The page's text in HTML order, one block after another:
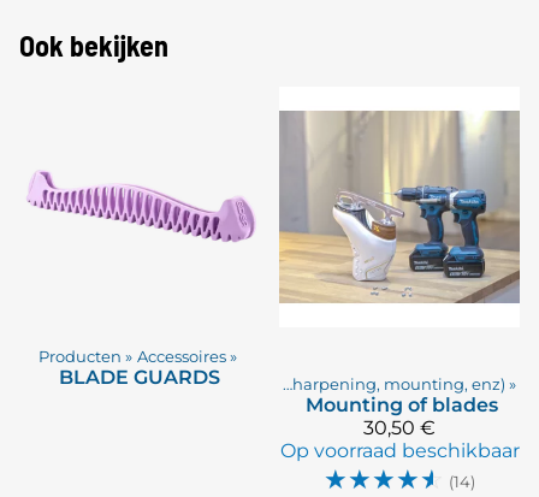
Ook bekijken
Producten ‪» Accessoires ‪»
BLADE GUARDS
Producten‪» Dienstverlening (sharpening, mounting, enz) ‪»
Mounting of blades
30,50 €
Op voorraad beschikbaar
☆☆☆☆☆ (14)